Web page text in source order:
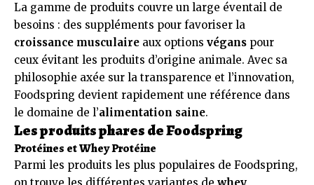
La gamme de produits couvre un large éventail de
besoins : des suppléments pour favoriser la
croissance musculaire aux options végans pour
ceux évitant les produits d’origine animale. Avec sa
philosophie axée sur la transparence et l’innovation,
Foodspring devient rapidement une référence dans
le domaine de l’alimentation saine.
Les produits phares de Foodspring
Protéines et Whey Protéine
Parmi les produits les plus populaires de Foodspring,